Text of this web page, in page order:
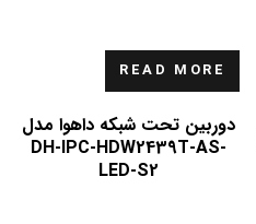
READ MORE
دوربین تحت شبکه داهوا مدل
DH-IPC-HDW2439T-AS-
LED-S2